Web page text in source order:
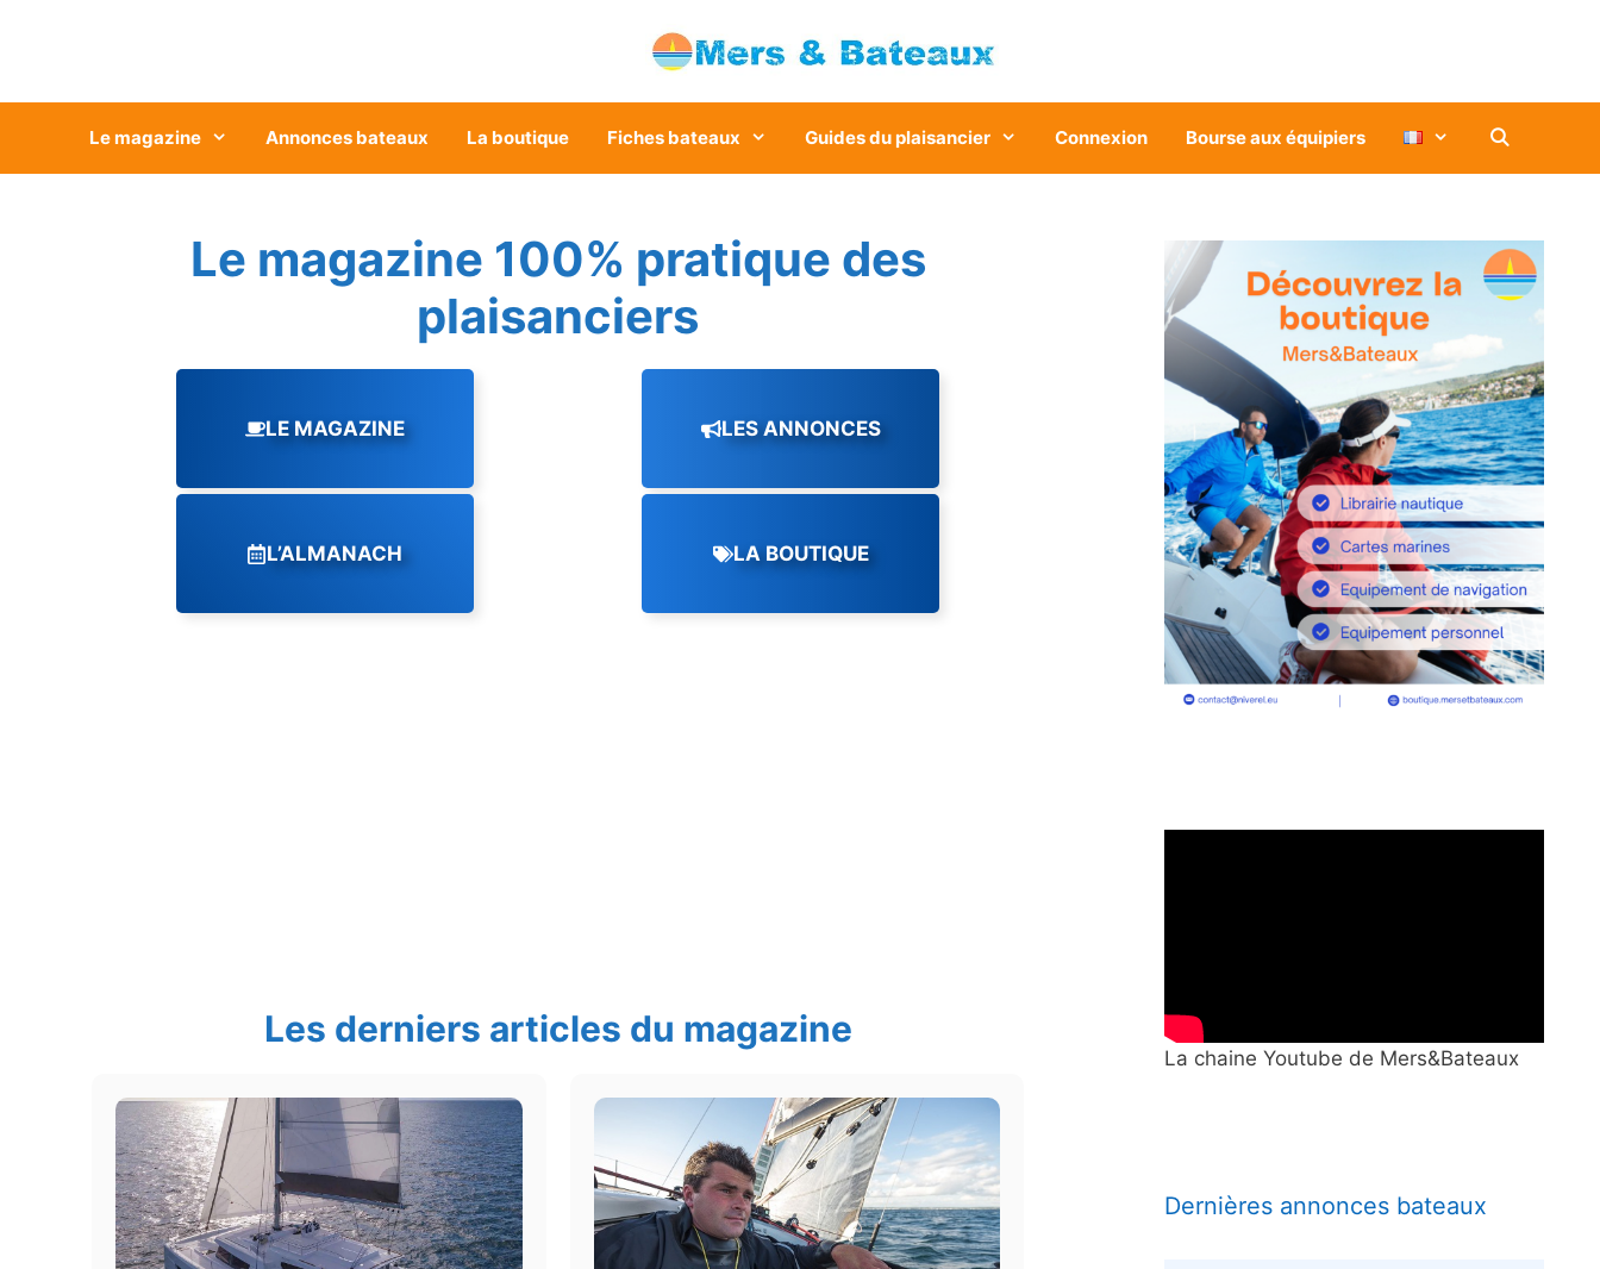
Le magazine Annonces bateaux La boutique Fiches bateaux Guides du plaisancier Connexion Bourse aux équipiers
Le magazine 100% pratique des
plaisanciers
LE MAGAZINE LES ANNONCES
L’ALMANACH LA BOUTIQUE
Les derniers articles du magazine
La chaine Youtube de Mers&Bateaux
Dernières annonces bateaux